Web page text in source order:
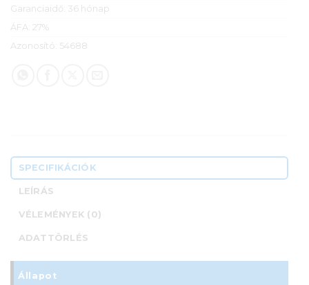
Garanciaidő: 36 hónap
ÁFA: 27%
Azonosító: 54688
SPECIFIKÁCIÓK
LEÍRÁS
VÉLEMÉNYEK (0)
ADATTÖRLÉS
Állapot